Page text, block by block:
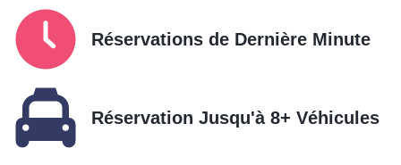
Réservations de Dernière Minute
Réservation Jusqu'à 8+ Véhicules